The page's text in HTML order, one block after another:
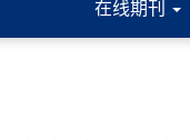
在线期刊